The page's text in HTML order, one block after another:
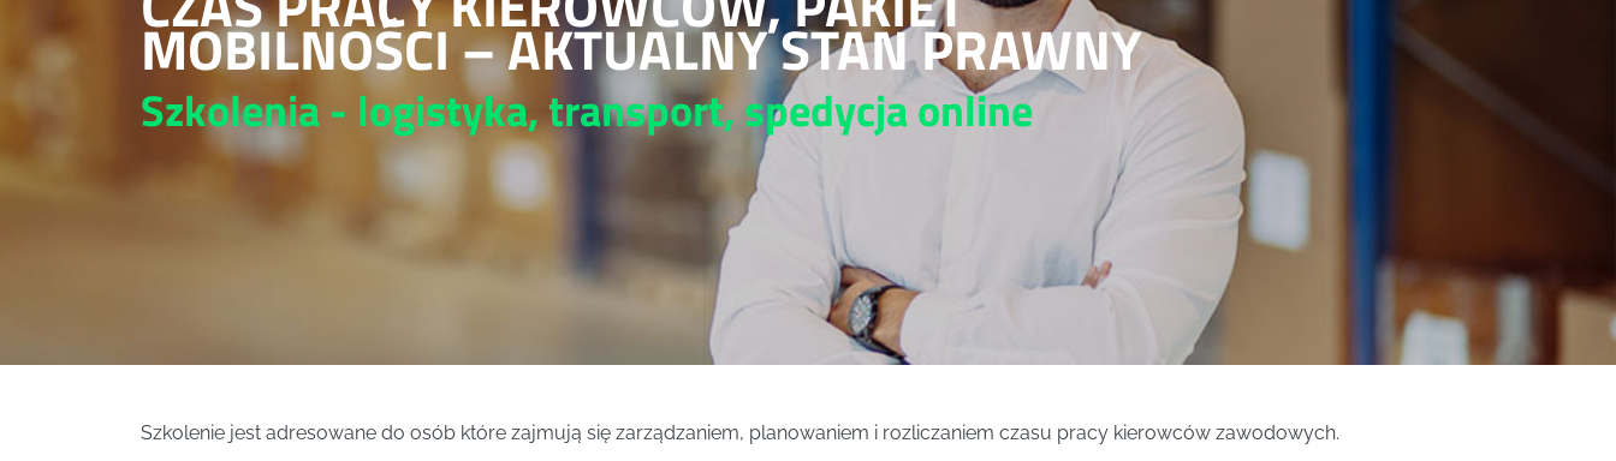
MOBILNOŚCI – AKTUALNY STAN PRAWNY
Szkolenia - logistyka, transport, spedycjaonline
Szkolenie jest adresowane do osób które zajmują się zarządzaniem, planowaniem i rozliczaniem czasu pracy kierowców zawodowych.